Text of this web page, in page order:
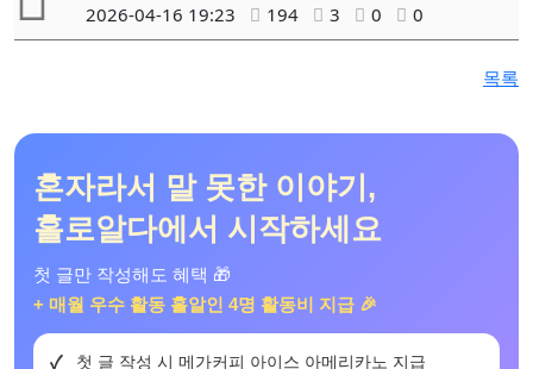
2026-04-16 19:23
194 3 0 0
목록
혼자라서 말 못한 이야기,
홀로알다에서 시작하세요
첫 글만 작성해도 혜택 🎁
+ 매월 우수 활동 홀알인 4명 활동비 지급 🎉
첫 글 작성 시 메가커피 아이스 아메리카노 지급